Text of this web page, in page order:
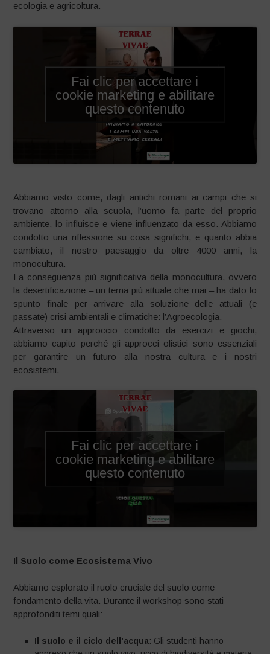
ecologia e agricoltura.
Fai clic per accettare i
cookie marketing e abilitare
questo contenuto
Abbiamo visto come, dagli antichi romani ai campi che si
trovano attorno alla scuola, l’uomo fa parte del proprio
ambiente, lo influisce e viene influenzato da esso. Abbiamo
condotto una riflessione su cosa significhi, e quanto abbia
cambiato, il nostro paesaggio da oltre 4000 anni, la
monocultura.
La conseguenza più significativa della monocultura, ovvero
la desertificazione – un tema più attuale che mai – ha dato lo
spunto finale per arrivare alla soluzione delle attuali (e
passate) crisi ambientali e climatiche: l’Agroecologia.
Attraverso un approccio condotto da esercizi e giochi,
abbiamo capito perché gli approcci olistici sono essenziali
per garantire un futuro alla nostra cultura e i nostri
ecosistemi.
Fai clic per accettare i
cookie marketing e abilitare
questo contenuto
Il Suolo come Ecosistema Vivo
Abbiamo esplorato il ruolo cruciale del suolo come
fondamento della vita. Durante il workshop sono stati
approfonditi temi quali:
Il suolo e il ciclo dell’acqua: Gli studenti hanno